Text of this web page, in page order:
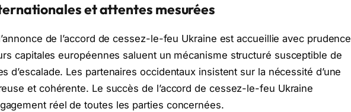
et attentes mesurées
de l’accord de cessez-le-feu Ukraine est accueillie avec prudence
capitales européennes saluent un mécanisme structuré susceptible de
d’escalade. Les partenaires occidentaux insistent sur la nécessité d’une
et cohérente. Le succès de l’accord de cessez-le-feu Ukraine
réel de toutes les parties concernées.